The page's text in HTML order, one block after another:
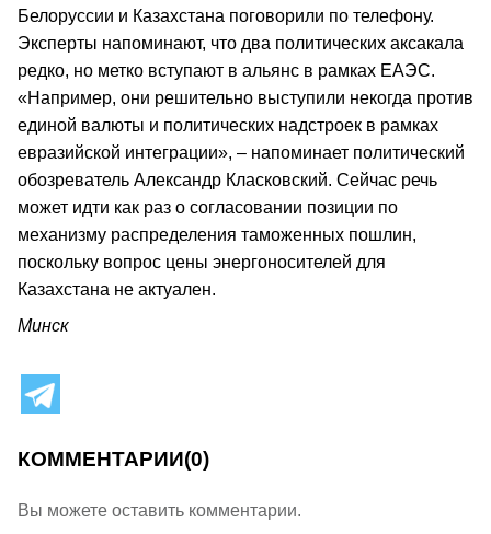
Белоруссии и Казахстана поговорили по телефону.
Эксперты напоминают, что два политических аксакала
редко, но метко вступают в альянс в рамках ЕАЭС.
«Например, они решительно выступили некогда против
единой валюты и политических надстроек в рамках
евразийской интеграции», – напоминает политический
обозреватель Александр Класковский. Сейчас речь
может идти как раз о согласовании позиции по
механизму распределения таможенных пошлин,
поскольку вопрос цены энергоносителей для
Казахстана не актуален.
Минск
КОММЕНТАРИИ(0)
Вы можете оставить комментарии.